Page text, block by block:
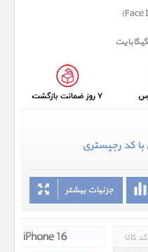
جزئیات بیشتر